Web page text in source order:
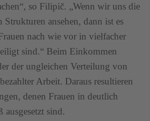
so Filipič. „Wenn wir uns die
Strukturen ansehen, dann ist es
nach wie vor in vielfacher
sind.“ Beim Einkommen
der ungleichen Verteilung von
Arbeit. Daraus resultieren
denen Frauen in deutlich
ausgesetzt sind.